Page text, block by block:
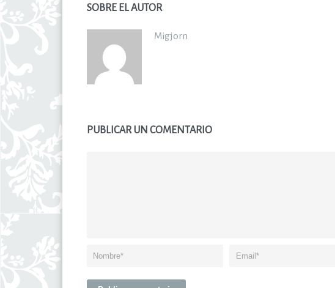
SOBRE EL AUTOR
Migjorn
PUBLICAR UN COMENTARIO